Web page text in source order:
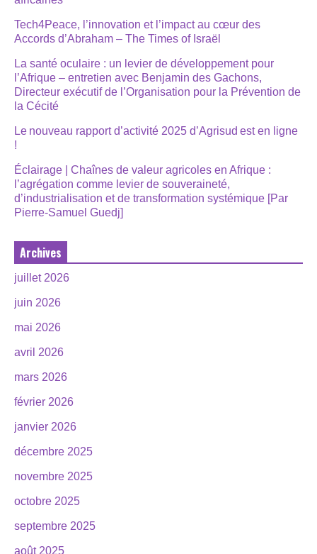
Tech4Peace, l’innovation et l’impact au cœur des
Accords d’Abraham – The Times of Israël
La santé oculaire : un levier de développement pour
l’Afrique – entretien avec Benjamin des Gachons,
Directeur exécutif de l’Organisation pour la Prévention de
la Cécité
Le nouveau rapport d’activité 2025 d’Agrisud est en ligne
!
Éclairage | Chaînes de valeur agricoles en Afrique :
l’agrégation comme levier de souveraineté,
d’industrialisation et de transformation systémique [Par
Pierre-Samuel Guedj]
Archives
juillet 2026
juin 2026
mai 2026
avril 2026
mars 2026
février 2026
janvier 2026
décembre 2025
novembre 2025
octobre 2025
septembre 2025
août 2025